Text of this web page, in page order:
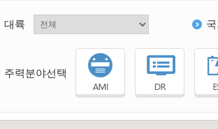
대륙
주력분야선택